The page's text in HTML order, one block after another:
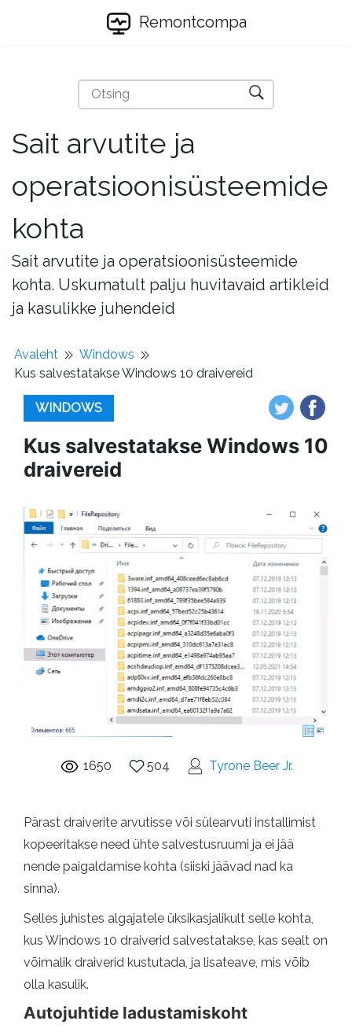
Remontcompa
Sait arvutite ja
operatsioonisüsteemide
kohta
Sait arvutite ja operatsioonisüsteemide
kohta. Uskumatult palju huvitavaid artikleid
ja kasulikke juhendeid
Avaleht
Windows
Kus salvestatakse Windows 10 draivereid
WINDOWS
Kus salvestatakse Windows 10
draivereid
1650 504 Tyrone Beer Jr.
Pärast draiverite arvutisse või sülearvuti installimist
kopeeritakse need ühte salvestusruumi ja ei jää
nende paigaldamise kohta (siiski jäävad nad ka
sinna).
Selles juhistes algajatele üksikasjalikult selle kohta,
kus Windows 10 draiverid salvestatakse, kas sealt on
võimalik draiverid kustutada, ja lisateave, mis võib
olla kasulik.
Autojuhtide ladustamiskoht